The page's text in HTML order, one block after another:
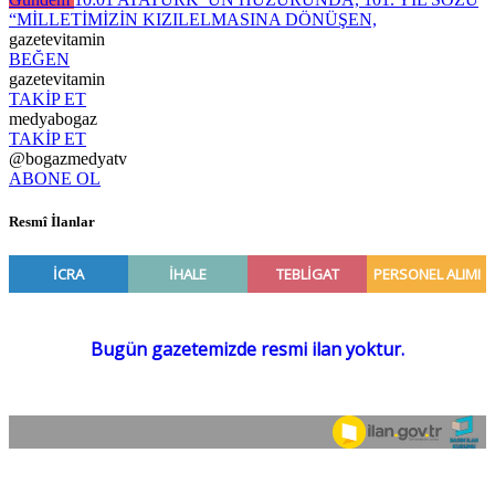
“MİLLETİMİZİN KIZILELMASINA DÖNÜŞEN,
gazetevitamin
BEĞEN
gazetevitamin
TAKİP ET
medyabogaz
TAKİP ET
@bogazmedyatv
ABONE OL
Resmî İlanlar